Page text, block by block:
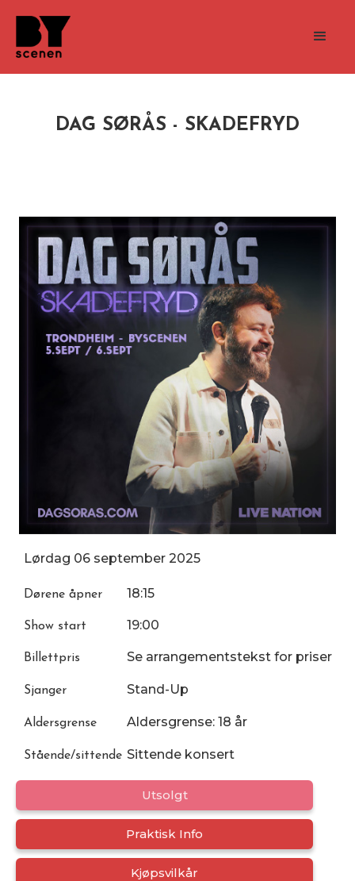
DAG SØRÅS - SKADEFRYD
Lørdag 06 september 2025
Dørene åpner 18:15
Show start 19:00
Billettpris Se arrangementstekst for priser
Sjanger Stand-Up
Aldersgrense Aldersgrense: 18 år
Stående/sittende Sittende konsert
Utsolgt
Praktisk Info
Kjøpsvilkår